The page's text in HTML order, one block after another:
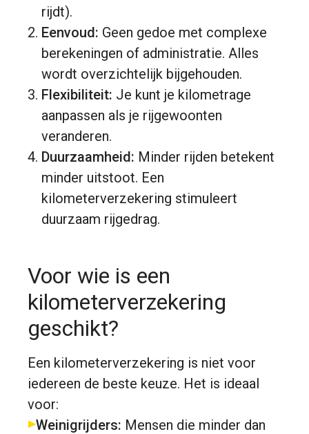
rijdt).
Eenvoud: Geen gedoe met complexe
berekeningen of administratie. Alles
wordt overzichtelijk bijgehouden.
Flexibiliteit: Je kunt je kilometrage
aanpassen als je rijgewoonten
veranderen.
Duurzaamheid: Minder rijden betekent
minder uitstoot. Een
kilometerverzekering stimuleert
duurzaam rijgedrag.
Voor wie is een
kilometerverzekering
geschikt?
Een kilometerverzekering is niet voor
iedereen de beste keuze. Het is ideaal
voor:
Weinigrijders: Mensen die minder dan